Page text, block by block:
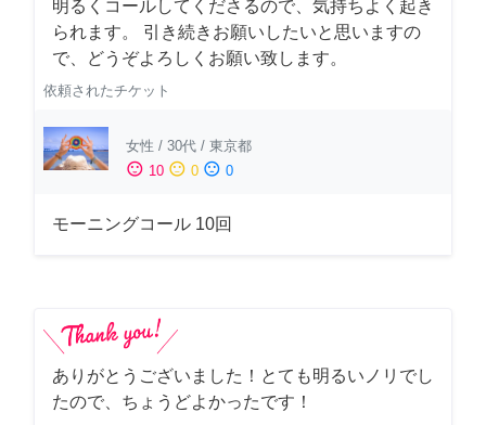
明るくコールしてくださるので、気持ちよく起き
られます。 引き続きお願いしたいと思いますの
で、どうぞよろしくお願い致します。
依頼されたチケット
女性 / 30代 / 東京都
sentiment_satisfied 10 sentiment_neutral 0 sentiment_dissatisfied 0
モーニングコール 10回
ありがとうございました！とても明るいノリでし
たので、ちょうどよかったです！